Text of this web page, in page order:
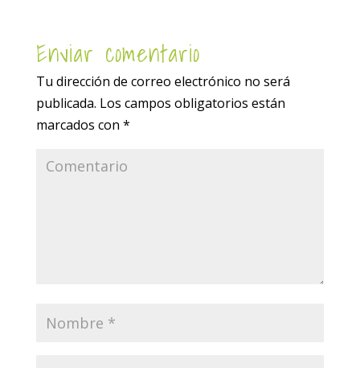
Enviar comentario
Tu dirección de correo electrónico no será
publicada. Los campos obligatorios están
marcados con *